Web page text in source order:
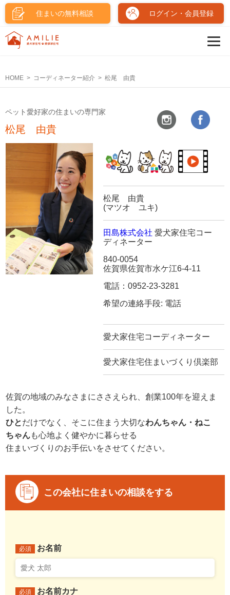
住まいの無料相談 ログイン・会員登録
HOME コーディネーター紹介 松尾 由貴
ペット愛好家の住まいの専門家
松尾 由貴
松尾 由貴
(マツオ ユキ)
田島株式会社 愛犬家住宅コー
ディネーター
840-0054
佐賀県佐賀市水ケ江6-4-11
電話：0952-23-3281
希望の連絡手段: 電話
愛犬家住宅コーディネーター
愛犬家住宅住まいづくり倶楽部
佐賀の地域のみなさまにささえられ、創業100年を迎えま
した。
ひとだけでなく、そこに住まう大切なわんちゃん・ねこ
ちゃんも心地よく健やかに暮らせる
住まいづくりのお手伝いをさせてください。
この会社に住まいの相談をする
必須 お名前
必須 お名前カナ